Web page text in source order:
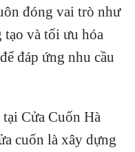
đóng vai trò như
tạo và tối ưu hóa
đáp ứng nhu cầu
Cửa Cuốn Hà
cuốn là xây dựng